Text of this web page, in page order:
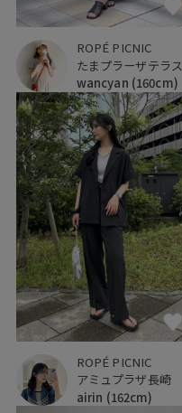
ROPÉ PICNIC
たまプラーザテラス
wancyan (160cm)
ROPÉ PICNIC
アミュプラザ長崎
airin (162cm)